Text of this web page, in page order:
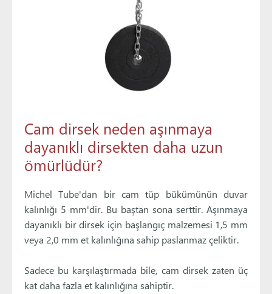
Cam dirsek neden aşınmaya
dayanıklı dirsekten daha uzun
ömürlüdür?
Michel Tube'dan bir cam tüp bükümünün duvar
kalınlığı 5 mm'dir. Bu baştan sona serttir. Aşınmaya
dayanıklı bir dirsek için başlangıç malzemesi 1,5 mm
veya 2,0 mm et kalınlığına sahip paslanmaz çeliktir.
Sadece bu karşılaştırmada bile, cam dirsek zaten üç
kat daha fazla et kalınlığına sahiptir.